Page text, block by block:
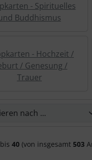
- Spirituelles
Buddhismus
- Hochzeit /
/ Genesung /
Trauer
bis 40 (von insgesamt 503